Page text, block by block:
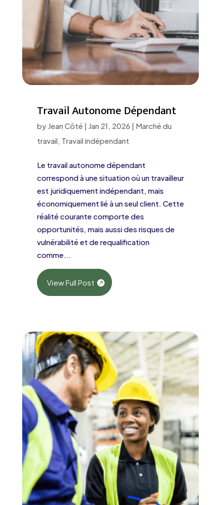
Travail Autonome Dépendant
by Jean Côté | Jan 21, 2026 | Marché du
travail, Travail indépendant
Le travail autonome dépendant
correspond à une situation où un travailleur
est juridiquement indépendant, mais
économiquement lié à un seul client. Cette
réalité courante comporte des
opportunités, mais aussi des risques de
vulnérabilité et de requalification
comme...
View Full Post